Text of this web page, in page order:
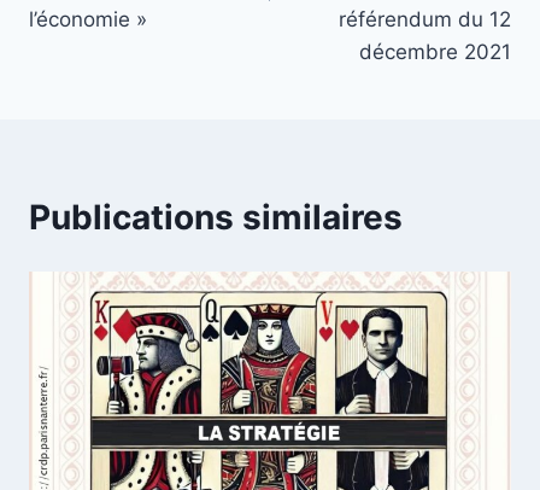
l’économie »
référendum du 12
décembre 2021
Publications similaires